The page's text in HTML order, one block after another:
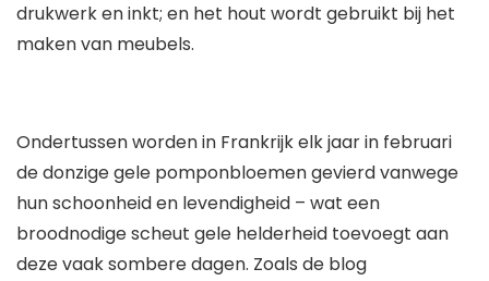
drukwerk en inkt; en het hout wordt gebruikt bij het
maken van meubels.
Ondertussen worden in Frankrijk elk jaar in februari
de donzige gele pomponbloemen gevierd vanwege
hun schoonheid en levendigheid – wat een
broodnodige scheut gele helderheid toevoegt aan
deze vaak sombere dagen. Zoals de blog